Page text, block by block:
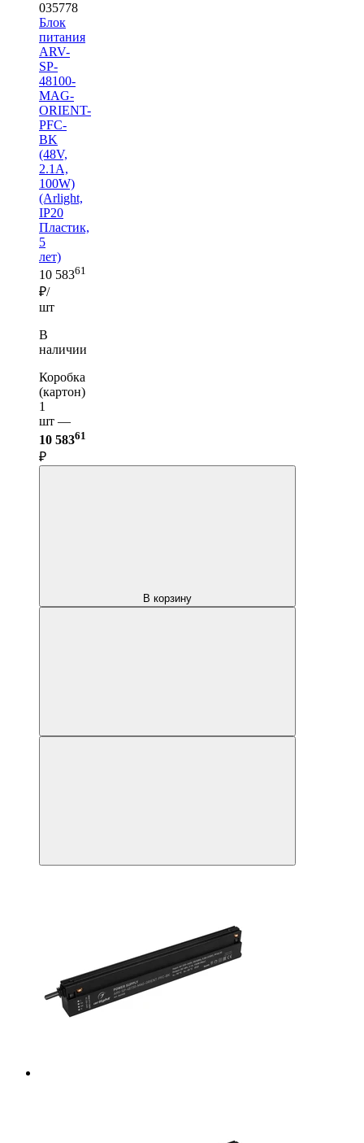
035778
Блок
питания
ARV-
SP-
48100-
MAG-
ORIENT-
PFC-
BK
(48V,
2.1A,
100W)
(Arlight,
IP20
Пластик,
5
лет)
10 58361
₽/
шт
В
наличии
Коробка
(картон)
1
шт —
10 58361
₽
В корзину